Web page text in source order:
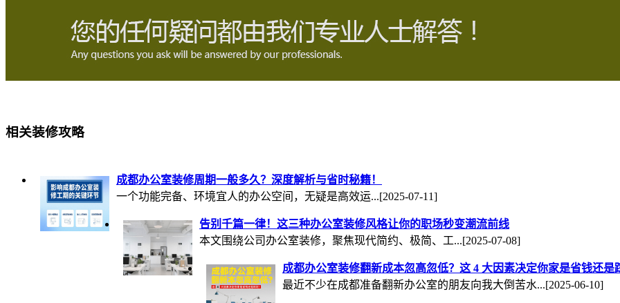
相关装修攻略
成都办公室装修周期一般多久？深度解析与省时秘籍！
一个功能完备、环境宜人的办公空间，无疑是高效运...[2025-07-11]
告别千篇一律！这三种办公室装修风格让你的职场秒变潮流前线
本文围绕公司办公室装修，聚焦现代简约、极简、工...[2025-07-08]
成都办公室装修翻新成本忽高忽低？这 4 大因素决定你家是省钱还是
最近不少在成都准备翻新办公室的朋友向我大倒苦水...[2025-06-10]